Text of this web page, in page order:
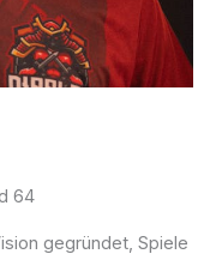
64
gegründet, Spiele